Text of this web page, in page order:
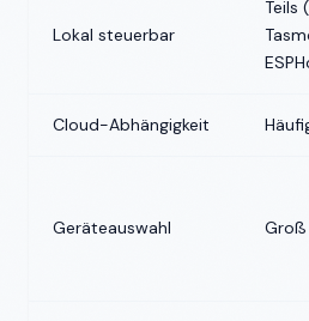
Lokal steuerbar
Teils
Cloud-Abhängigkeit
Geräteauswahl Groß